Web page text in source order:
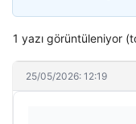
1 yazı görüntüleniyor
25/05/2026: 12:19